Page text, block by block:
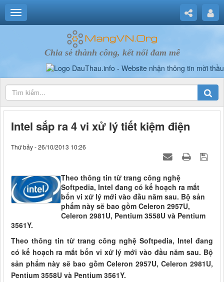
Chia sẻ thành công, kết nối đam mê
Intel sắp ra 4 vi xử lý tiết kiệm điện
Thứ bảy - 26/10/2013 10:26
Theo thông tin từ trang công nghệ
Softpedia, Intel đang có kế hoạch ra mắt
bốn vi xử lý mới vào đầu năm sau. Bộ sản
phẩm này sẽ bao gồm Celeron 2957U,
Celeron 2981U, Pentium 3558U và Pentium
3561Y.
Theo thông tin từ trang công nghệ Softpedia, Intel đang
có kế hoạch ra mắt bốn vi xử lý mới vào đầu năm sau. Bộ
sản phẩm này sẽ bao gồm Celeron 2957U, Celeron 2981U,
Pentium 3558U và Pentium 3561Y.